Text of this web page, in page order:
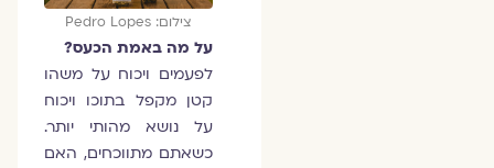
צילום: Pedro Lopes
על מה באמת הכעס?
לפעמים ויכוח על משהו
קטן מקפל בתוכו ויכוח
על נושא מהותי יותר.
כשאתם מתווכחים, האם